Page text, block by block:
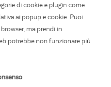
di cookie e plugin come
ai popup e cookie. Puoi
ma prendi in
potrebbe non funzionare più